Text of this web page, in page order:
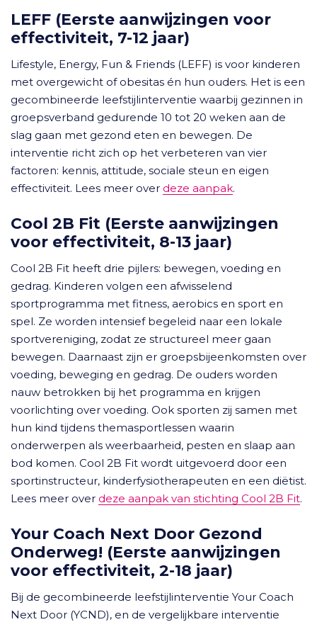
LEFF (Eerste aanwijzingen voor
effectiviteit, 7-12 jaar)
Lifestyle, Energy, Fun & Friends (LEFF) is voor kinderen
met overgewicht of obesitas én hun ouders. Het is een
gecombineerde leefstijlinterventie waarbij gezinnen in
groepsverband gedurende 10 tot 20 weken aan de
slag gaan met gezond eten en bewegen. De
interventie richt zich op het verbeteren van vier
factoren: kennis, attitude, sociale steun en eigen
effectiviteit. Lees meer over deze aanpak.
Cool 2B Fit (Eerste aanwijzingen
voor effectiviteit, 8-13 jaar)
Cool 2B Fit heeft drie pijlers: bewegen, voeding en
gedrag. Kinderen volgen een afwisselend
sportprogramma met fitness, aerobics en sport en
spel. Ze worden intensief begeleid naar een lokale
sportvereniging, zodat ze structureel meer gaan
bewegen. Daarnaast zijn er groepsbijeenkomsten over
voeding, beweging en gedrag. De ouders worden
nauw betrokken bij het programma en krijgen
voorlichting over voeding. Ook sporten zij samen met
hun kind tijdens themasportlessen waarin
onderwerpen als weerbaarheid, pesten en slaap aan
bod komen. Cool 2B Fit wordt uitgevoerd door een
sportinstructeur, kinderfysiotherapeuten en een diëtist.
Lees meer over deze aanpak van stichting Cool 2B Fit.
Your Coach Next Door Gezond
Onderweg! (Eerste aanwijzingen
voor effectiviteit, 2-18 jaar)
Bij de gecombineerde leefstijlinterventie Your Coach
Next Door (YCND), en de vergelijkbare interventie